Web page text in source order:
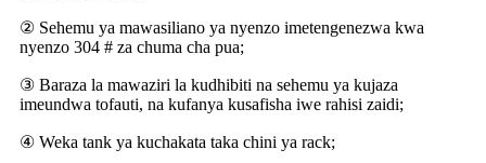
② Sehemu ya mawasiliano ya nyenzo imetengenezwa kwa
nyenzo 304 # za chuma cha pua;
③ Baraza la mawaziri la kudhibiti na sehemu ya kujaza
imeundwa tofauti, na kufanya kusafisha iwe rahisi zaidi;
④ Weka tank ya kuchakata taka chini ya rack;